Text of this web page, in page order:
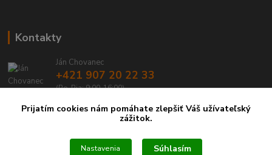
Kontakty
Ján Chovanec
+421 907 20 22 33
(Po-Pia: 9:00-16:00)
info@emtbservis.sk
Prijatím cookies nám pomáhate zlepšiť Váš užívateľský
zážitok.
Nastavenia Súhlasím